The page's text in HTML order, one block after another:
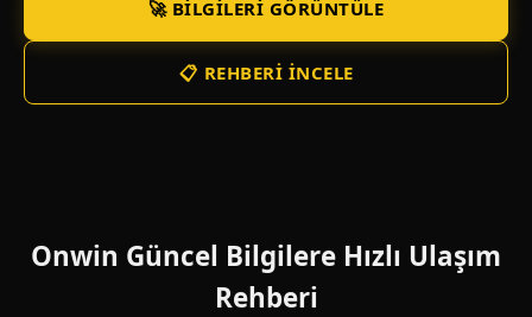
🚀 BILGILERI GÖRÜNTÜLE
📋 REHBERI İNCELE
Onwin Güncel Bilgilere Hızlı Ulaşım
Rehberi